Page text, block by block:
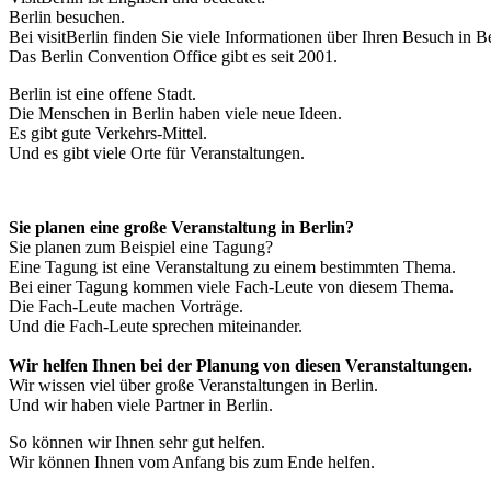
Berlin besuchen.
Bei visitBerlin finden Sie viele Informationen über Ihren Besuch in
Das Berlin Convention Office gibt es seit 2001.
Berlin ist eine offene Stadt.
Die Menschen in Berlin haben viele neue Ideen.
Es gibt gute Verkehrs-Mittel.
Und es gibt viele Orte für Veranstaltungen.
Sie planen eine große Veranstaltung in Berlin?
Sie planen zum Beispiel eine Tagung?
Eine Tagung ist eine Veranstaltung zu einem bestimmten Thema.
Bei einer Tagung kommen viele Fach-Leute von diesem Thema.
Die Fach-Leute machen Vorträge.
Und die Fach-Leute sprechen miteinander.
Wir helfen Ihnen bei der Planung von diesen Veranstaltungen.
Wir wissen viel über große Veranstaltungen in Berlin.
Und wir haben viele Partner in Berlin.
So können wir Ihnen sehr gut helfen.
Wir können Ihnen vom Anfang bis zum Ende helfen.